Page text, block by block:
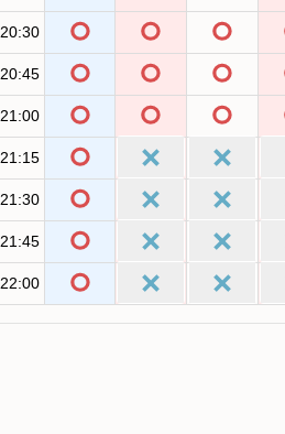
20:30
20:45
21:00
21:15
21:30
21:45
22:00